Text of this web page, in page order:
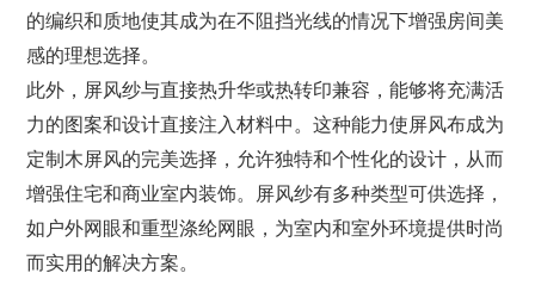
的编织和质地使其成为在不阻挡光线的情况下增强房间美
感的理想选择。
此外，屏风纱与直接热升华或热转印兼容，能够将充满活
力的图案和设计直接注入材料中。这种能力使屏风布成为
定制木屏风的完美选择，允许独特和个性化的设计，从而
增强住宅和商业室内装饰。屏风纱有多种类型可供选择，
如户外网眼和重型涤纶网眼，为室内和室外环境提供时尚
而实用的解决方案。